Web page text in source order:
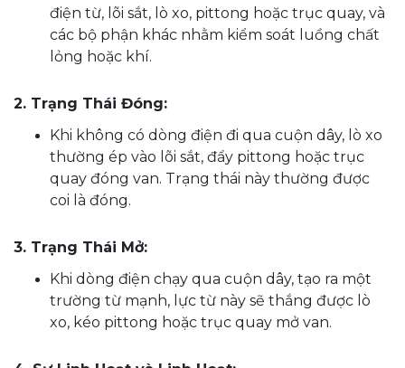
điện từ, lõi sắt, lò xo, pittong hoặc trục quay, và
các bộ phận khác nhằm kiểm soát luồng chất
lỏng hoặc khí.
2. Trạng Thái Đóng:
Khi không có dòng điện đi qua cuộn dây, lò xo
thường ép vào lõi sắt, đẩy pittong hoặc trục
quay đóng van. Trạng thái này thường được
coi là đóng.
3. Trạng Thái Mở:
Khi dòng điện chạy qua cuộn dây, tạo ra một
trường từ mạnh, lực từ này sẽ thắng được lò
xo, kéo pittong hoặc trục quay mở van.